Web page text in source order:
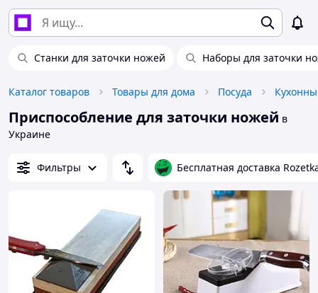
Станки для заточки ножей Наборы для заточки
Каталог товаров Товары для дома Посуда
Приспособление для заточки ножей в
Украине
Фильтры Бесплатная доставка